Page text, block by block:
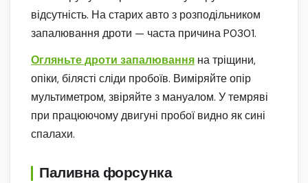
відсутність. На старих авто з розподільником
запалювання дроти — часта причина P0301.
Огляньте дроти запалювання на тріщини,
опіки, білясті сліди пробоїв. Виміряйте опір
мультиметром, звіряйте з мануалом. У темряві
при працюючому двигуні пробої видно як сині
спалахи.
Паливна форсунка